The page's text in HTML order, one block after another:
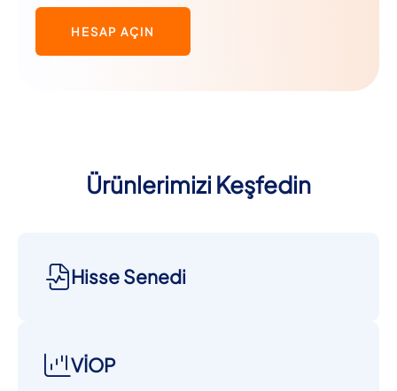
HESAP AÇIN
Ürünlerimizi Keşfedin
Hisse Senedi
VİOP